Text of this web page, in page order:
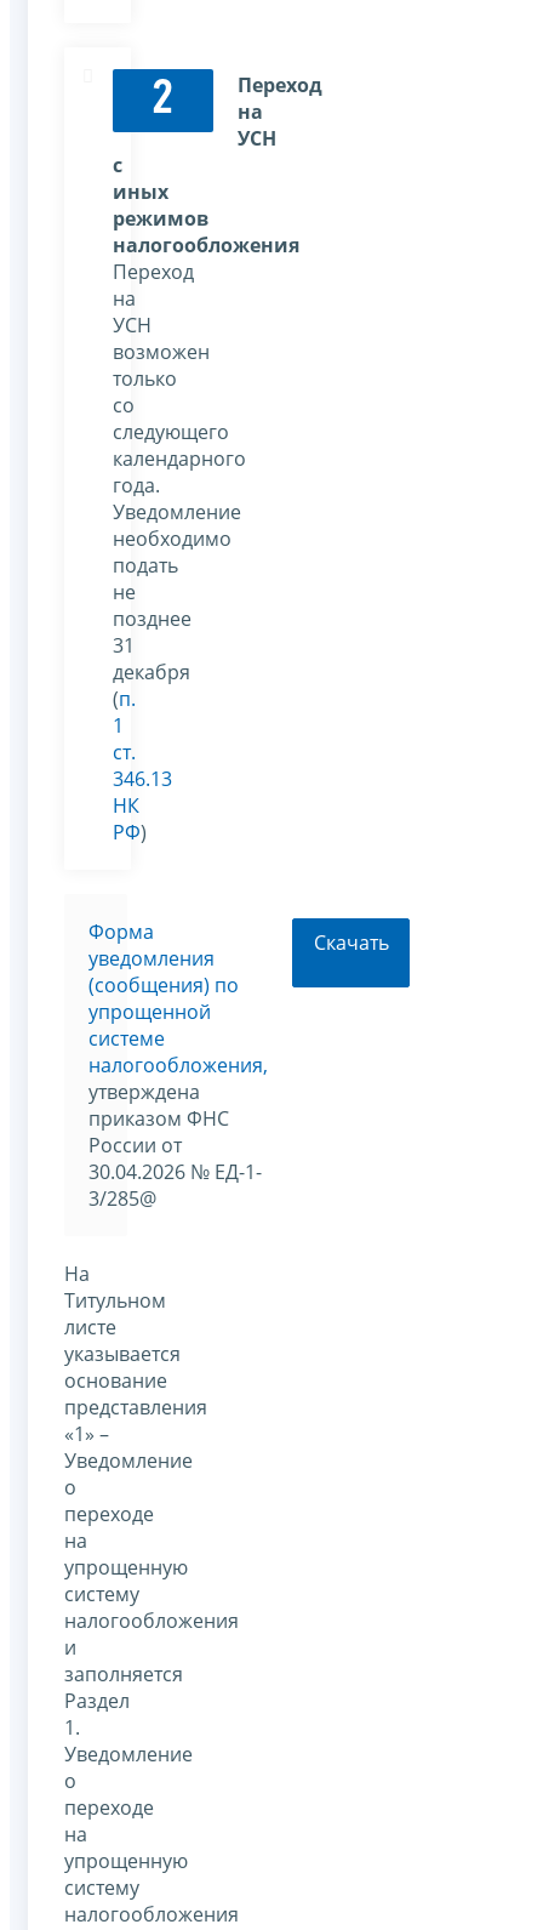
2
Переход
на
УСН
с
иных
режимов
налогообложения
Переход
на
УСН
возможен
только
со
следующего
календарного
года.
Уведомление
необходимо
подать
не
позднее
31
декабря
(п.
1
ст.
346.13
НК
РФ)
Форма
уведомления
(сообщения) по
упрощенной
системе
налогообложения,
утверждена
приказом ФНС
России от
30.04.2026 № ЕД-1-
3/285@
Скачать
На
Титульном
листе
указывается
основание
представления
«1» –
Уведомление
о
переходе
на
упрощенную
систему
налогообложения
и
заполняется
Раздел
1.
Уведомление
о
переходе
на
упрощенную
систему
налогообложения